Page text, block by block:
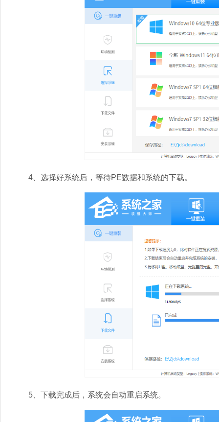
4、选择好系统后，等待PE数据和系统的下载。
5、下载完成后，系统会自动重启系统。